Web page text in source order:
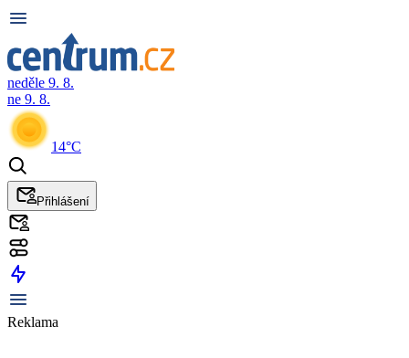
neděle 9. 8.
ne 9. 8.
14°C
Přihlášení
Reklama